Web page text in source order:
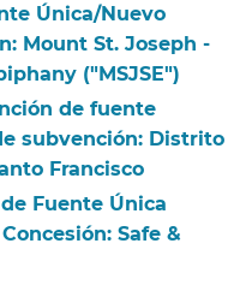
Única/Nuevo
Mount St. Joseph -
("MSJSE")
de fuente
subvención: Distrito
Francisco
Fuente Única
Safe &